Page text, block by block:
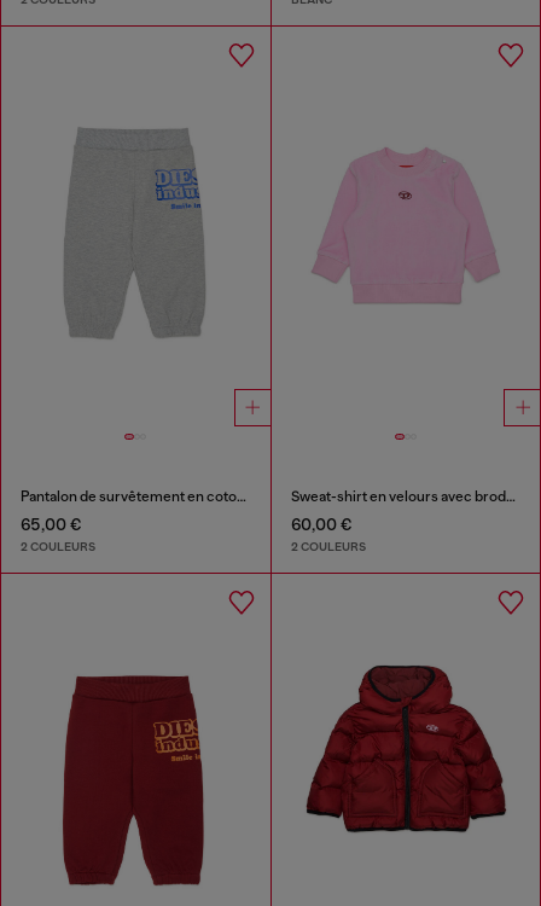
Pantalon de survêtement en coton avec imprimé Diesel Industry
65,00 €
2 COULEURS
Sweat-shirt en velours avec broderie Oval D
60,00 €
2 COULEURS